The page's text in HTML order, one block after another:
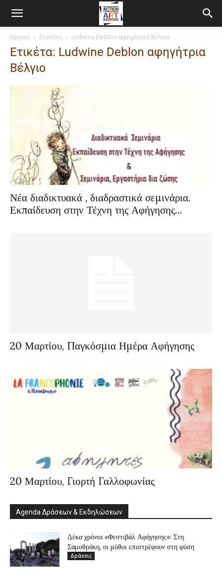
Αρχική Ετικέτες Ludwine Deblon αφηγήτρια Βέλγιο
Ετικέτα: Ludwine Deblon αφηγήτρια
Βέλγιο
Νέα διαδικτυακά , διαδραστικά σεμινάρια.
Εκπαίδευση στην Τέχνη της Αφήγησης...
20 Μαρτίου, Παγκόσμια Ημέρα Αφήγησης
20 Μαρτίου, Γιορτή Γαλλοφωνίας
Agenda Δράσεων & Εκδηλώσεων
Δέκα χρόνια «Φεστιβάλ Αφήγησης»: Στη
Σαμοθράκη, οι μύθοι επιστρέφουν στη φύση
Δράσεις